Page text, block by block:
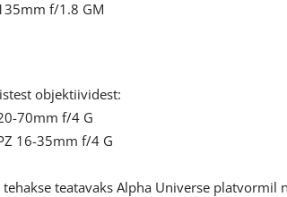
f/1.8 GM
objektiividest:
70mm f/4 G
16-35mm f/4 G
teatavaks Alpha Universe platvormil